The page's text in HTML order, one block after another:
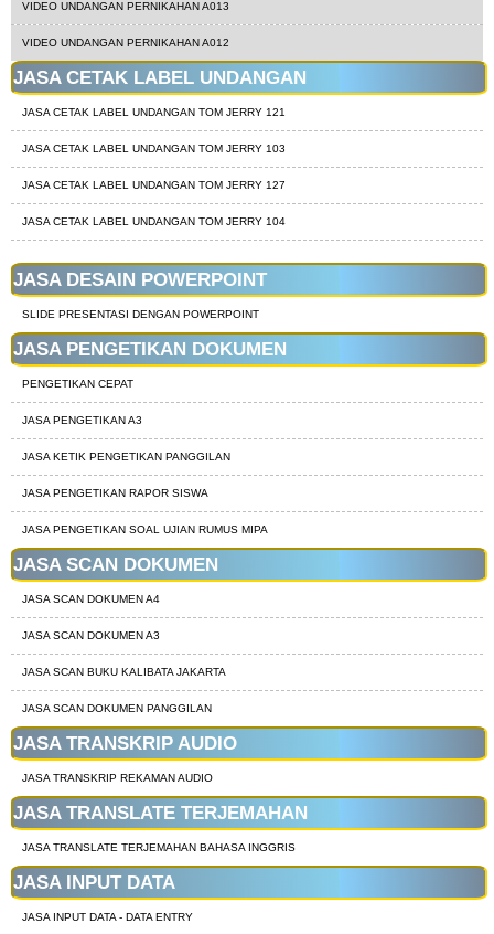
VIDEO UNDANGAN PERNIKAHAN A013
VIDEO UNDANGAN PERNIKAHAN A012
JASA CETAK LABEL UNDANGAN
JASA CETAK LABEL UNDANGAN TOM JERRY 121
JASA CETAK LABEL UNDANGAN TOM JERRY 103
JASA CETAK LABEL UNDANGAN TOM JERRY 127
JASA CETAK LABEL UNDANGAN TOM JERRY 104
JASA DESAIN POWERPOINT
SLIDE PRESENTASI DENGAN POWERPOINT
JASA PENGETIKAN DOKUMEN
PENGETIKAN CEPAT
JASA PENGETIKAN A3
JASA KETIK PENGETIKAN PANGGILAN
JASA PENGETIKAN RAPOR SISWA
JASA PENGETIKAN SOAL UJIAN RUMUS MIPA
JASA SCAN DOKUMEN
JASA SCAN DOKUMEN A4
JASA SCAN DOKUMEN A3
JASA SCAN BUKU KALIBATA JAKARTA
JASA SCAN DOKUMEN PANGGILAN
JASA TRANSKRIP AUDIO
JASA TRANSKRIP REKAMAN AUDIO
JASA TRANSLATE TERJEMAHAN
JASA TRANSLATE TERJEMAHAN BAHASA INGGRIS
JASA INPUT DATA
JASA INPUT DATA - DATA ENTRY